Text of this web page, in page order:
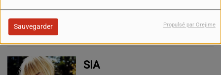
Sauvegarder Propulsé par Orejime
SIA